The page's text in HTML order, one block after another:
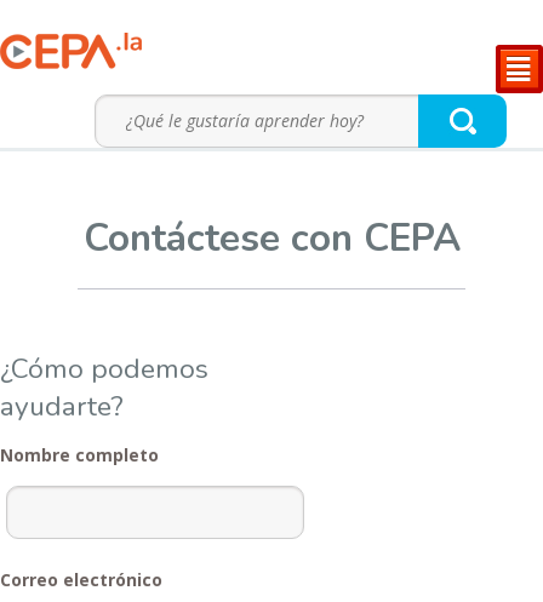
²
Contáctese con CEPA
¿Cómo podemos
ayudarte?
Nombre completo
Correo electrónico